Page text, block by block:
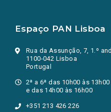
Espaço PAN Lisboa
Rua da Assunção, 7, 1.º
1100-042 Lisboa
Portugal
2ª a 6ª das 10h00 às 13h00
e das 14h00 às 16h00
+351 213 426 226